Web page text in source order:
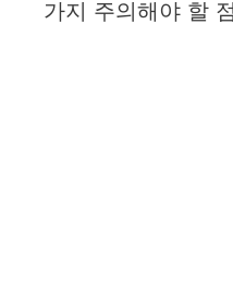
가지 주의해야 할